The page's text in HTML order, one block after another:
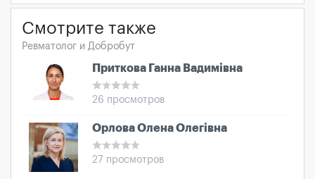
Смотрите также
Ревматолог и Добробут
Приткова Ганна Вадимівна
26 просмотров
Орлова Олена Олегівна
27 просмотров